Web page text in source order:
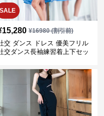
SALE
15,280 ¥16980(割引前)
交 ダンス ドレス 優美フリル
交ダンス長袖練習着上下セッ